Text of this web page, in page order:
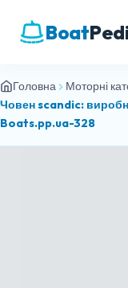
Boat
Головна
Моторні
Човен scandic:
Boats.pp.ua-328